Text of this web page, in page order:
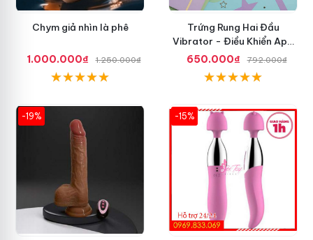
Chym giả nhìn là phê
1.000.000₫ 1.250.000₫
Trứng Rung Hai Đầu
Vibrator - Điều Khiển App
Điện Thoại
650.000₫ 792.000₫
-19% -15%